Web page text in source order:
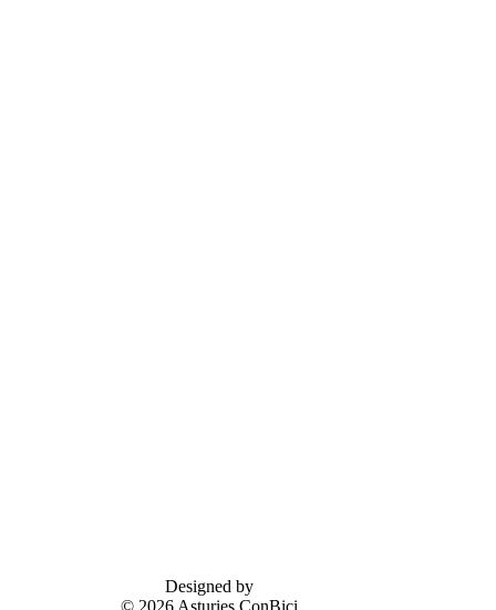
Designed by
© 2026 Asturies ConBici